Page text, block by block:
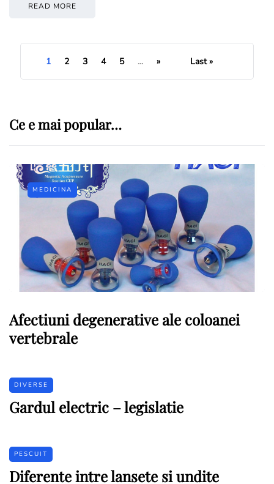
READ MORE
1 2 3 4 5 ... » Last »
Ce e mai popular…
MEDICINA
Afectiuni degenerative ale coloanei
vertebrale
DIVERSE
Gardul electric – legislatie
PESCUIT
Diferente intre lansete si undite